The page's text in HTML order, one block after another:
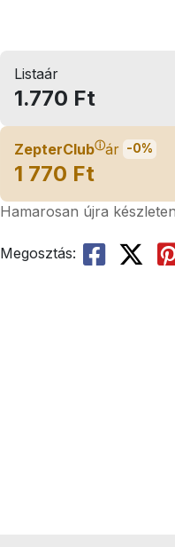
Listaár
1.770 Ft
ZepterClubⓘár -0%
1 770 Ft
Hamarosan újra
Megosztás: